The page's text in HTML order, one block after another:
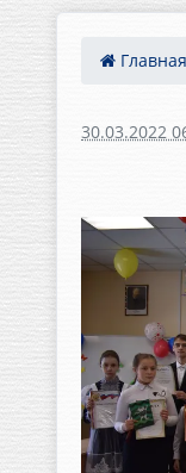
Главная
30.03.2022